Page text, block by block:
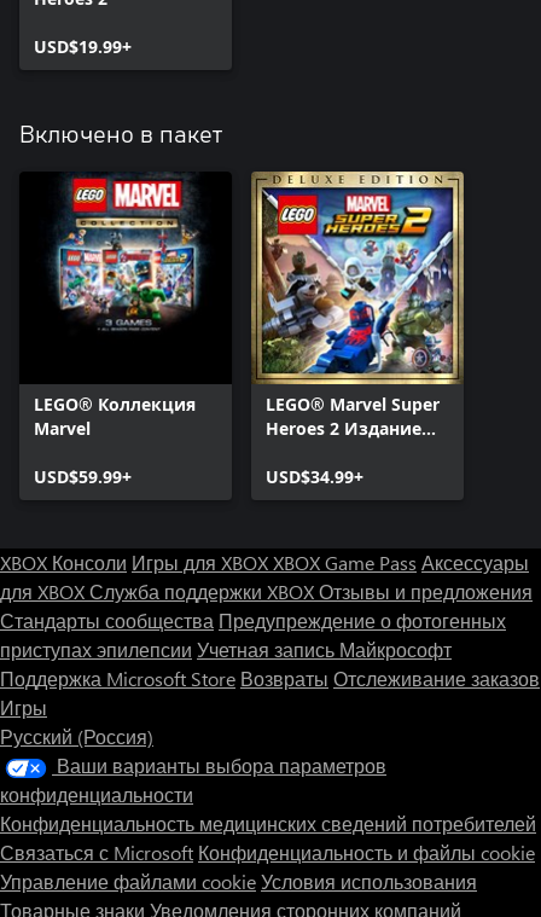
USD$19.99+
Включено в пакет
LEGO® Коллекция
Marvel
USD$59.99+
LEGO® Marvel Super
Heroes 2 Издание
USD$34.99+
XBOX Консоли Игры для XBOXXBOX Game Pass Аксессуары
для XBOXСлужба поддержки XBOXОтзывы и предложения
Стандарты сообщества Предупреждение о фотогенных
приступах эпилепсии Учетная запись Майкрософт
Поддержка Microsoft Store Возвраты Отслеживание заказов
Игры
Русский (Россия)
Ваши варианты выбора параметров
конфиденциальности
Конфиденциальность медицинских сведений потребителей
Связаться с Microsoft Конфиденциальность и файлы cookie
Управление файлами cookieУсловия использования
Товарные знаки Уведомления сторонних компаний